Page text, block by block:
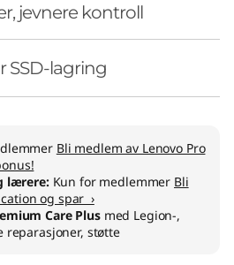
jevnere kontroll
SSD-lagring
Bli medlem av Lenovo Pro
lærere: Kun for medlemmer Bli
og spar ›
Care Plusmed Legion-,
reparasjoner, støtte